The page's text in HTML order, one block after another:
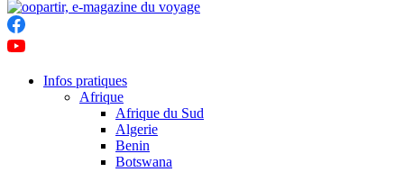
Infos pratiques
Afrique
Afrique du Sud
Algerie
Benin
Botswana